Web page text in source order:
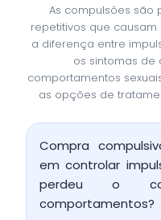
As compulsões
repetitivos que causam
a diferença entre
os sintomas de
comportamentos
as opções de
Compra
em controlar
perdeu o
comportamentos?